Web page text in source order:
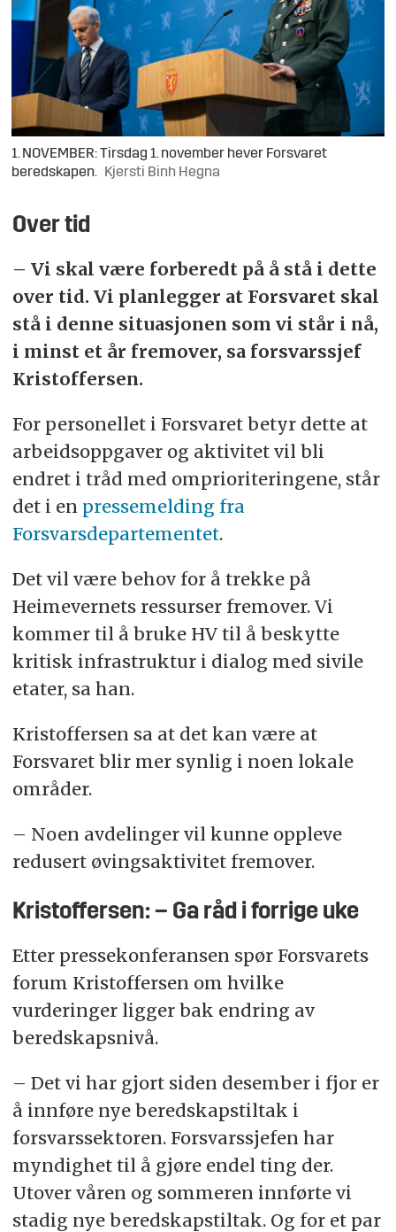
1. NOVEMBER: Tirsdag 1. november hever Forsvaret
beredskapen.
Kjersti Binh Hegna
Over tid
– Vi skal være forberedt på å stå i dette
over tid. Vi planlegger at Forsvaret skal
stå i denne situasjonen som vi står i nå,
i minst et år fremover, sa forsvarssjef
Kristoffersen.
For personellet i Forsvaret betyr dette at
arbeidsoppgaver og aktivitet vil bli
endret i tråd med omprioriteringene, står
det i en pressemelding fra
Forsvarsdepartementet.
Det vil være behov for å trekke på
Heimevernets ressurser fremover. Vi
kommer til å bruke HV til å beskytte
kritisk infrastruktur i dialog med sivile
etater, sa han.
Kristoffersen sa at det kan være at
Forsvaret blir mer synlig i noen lokale
områder.
– Noen avdelinger vil kunne oppleve
redusert øvingsaktivitet fremover.
Kristoffersen: – Ga råd i forrige uke
Etter pressekonferansen spør Forsvarets
forum Kristoffersen om hvilke
vurderinger ligger bak endring av
beredskapsnivå.
– Det vi har gjort siden desember i fjor er
å innføre nye beredskapstiltak i
forsvarssektoren. Forsvarssjefen har
myndighet til å gjøre endel ting der.
Utover våren og sommeren innførte vi
stadig nye beredskapstiltak. Og for et par